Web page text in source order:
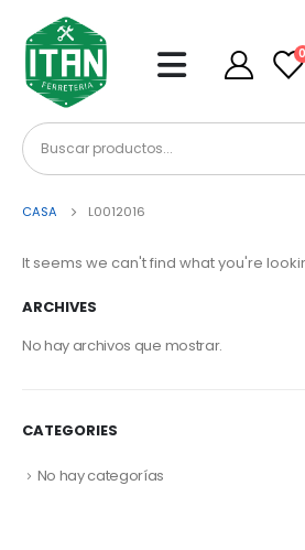
0
CASA L0012016
It seems we can't find what you're
ARCHIVES
No hay archivos que mostrar.
CATEGORIES
No hay categorías